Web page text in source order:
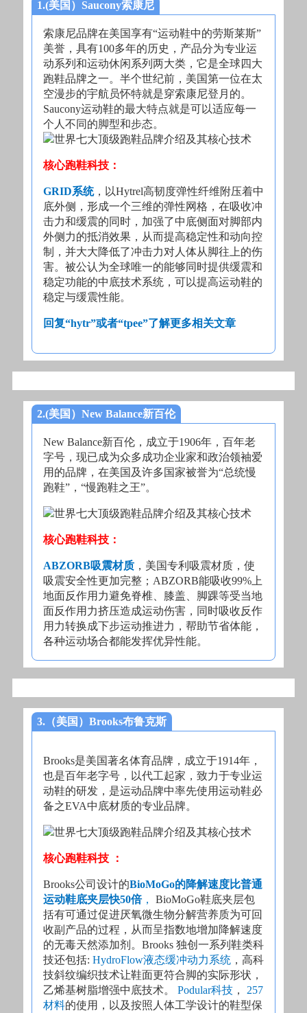
1.(美国）Saucony索康尼
索康尼品牌在美国享有“运动鞋中的劳斯莱斯”
美誉，具有100多年的历史，产品分为专业运
动系列和运动休闲系列两大类，它是全球四大
跑鞋品牌之一。半个世纪前，美国第一位在太
空漫步的宇航员怀特就是穿索康尼登月的。
Saucony运动鞋的最大特点就是可以适应每一
个人不同的脚型和步态。
核心跑鞋科技：
GRID系统，以Hytrel高韧度弹性纤维附压着中
底外侧，形成一个三维的弹性网格，在吸收冲
击力和缓震的同时，加强了中底侧面对脚部内
外侧力的抵消效果，从而提高稳定性和动向控
制，并大大降低了冲击力对人体从脚往上的伤
害。被公认为全球唯一的能够同时提供缓震和
稳定功能的中底技术系统，可以提高运动鞋的
稳定与缓震性能。
回复“hytr”或者“tpee”了解更多相关文章
2.(美国）New Balance新百伦
New Balance新百伦，成立于1906年，百年老
字号，现已成为众多成功企业家和政治领袖爱
用的品牌，在美国及许多国家被誉为“总统慢
跑鞋”，“慢跑鞋之王”。
核心跑鞋科技：
ABZORB吸震材质 ，美国专利吸震材质，使
吸震安全性更加完整；ABZORB能吸收99%上
地面反作用力避免脊椎、膝盖、脚踝等受当地
面反作用力挤压造成运动伤害，同时吸收反作
用力转换成下步运动推进力，帮助节省体能，
各种运动场合都能发挥优异性能。
3.（美国）Brooks布鲁克斯
Brooks是美国著名体育品牌，成立于1914年，
也是百年老字号，以代工起家，致力于专业运
动鞋的研发，是运动品牌中率先使用运动鞋必
备之EVA中底材质的专业品牌。
核心跑鞋科技 ：
Brooks公司设计的BioMoGo的降解速度比普通
运动鞋底夹层快50倍，
BioMoGo鞋底夹层包
括有可通过促进厌氧微生物分解营养质为可回
收副产品的过程，从而呈指数地增加降解速度
的无毒天然添加剂。Brooks 独创一系列鞋类科
技还包括: HydroFlow液态缓冲动力系统 ，高科
技斜纹编织技术让鞋面更符合脚的实际形状，
乙烯基树脂增强中底技术。 Podular科技 ， 257
材料的使用，以及按照人体工学设计的鞋型保